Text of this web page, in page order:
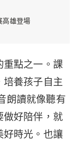
高雄登場
重點之一。課
培養孩子自主
朗讀就像聽有
做好陪伴，就
好時光。也讓